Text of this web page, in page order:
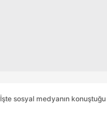
sosyal medyanın